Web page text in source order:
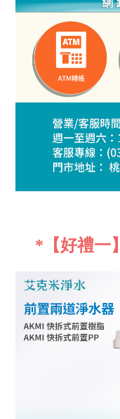
*【好禮一